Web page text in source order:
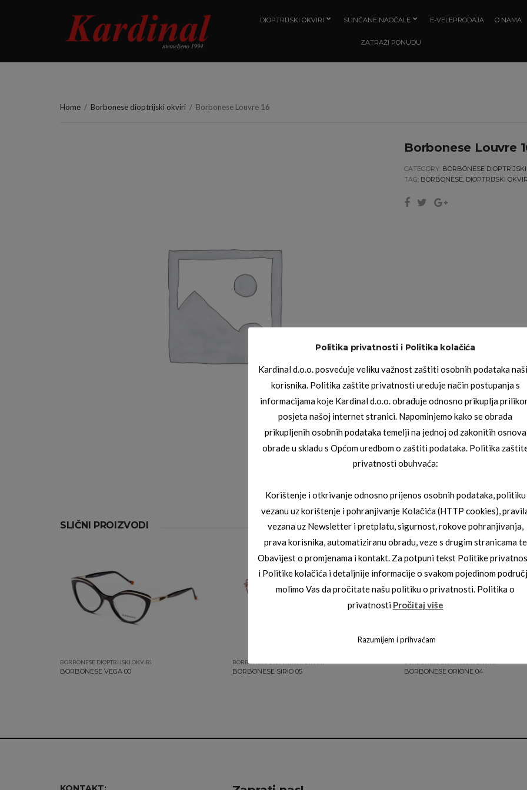
DIOPTRIJSKI OKVIRI SUNČANE NAOČALE E-VELEPRODAJA O NAMA
ZATRAŽI PONUDU
Home / Borbonese dioptrijski okviri / Borbonese Louvre 16
Borbonese Louvre
CATEGORY: BORBONESE
TAG: BORBONESE, DIOPTRIJSKI
SLIČNI PROIZVODI
BORBONESE DIOPTRIJSKI OKVIRI
BORBONESE VEGA 00
BORBONESE DIOPTRIJSKI OKVIRI
BORBONESE SIRIO 05 BORBONESE ORIONE 04
Politika privatnosti i Politika kolačića
Kardinal d.o.o. posvećuje veliku važnost zaštiti osobnih podataka
korisnika. Politika zaštite privatnosti uređuje način postupanja s
informacijama koje Kardinal d.o.o. obrađuje odnosno prikuplja
posjeta našoj internet stranici. Napominjemo kako se obrada
prikupljenih osobnih podataka temelji na jednoj od zakonitih osnova
obrade u skladu s Općom uredbom o zaštiti podataka. Politika
privatnosti obuhvaća:
Korištenje i otkrivanje odnosno prijenos osobnih podataka, politiku
vezanu uz korištenje i pohranjivanje Kolačića (HTTP cookies),
vezana uz Newsletter i pretplatu, sigurnost, rokove pohranjivanja,
prava korisnika, automatiziranu obradu, veze s drugim stranicama te
Obavijest o promjenama i kontakt. Za potpuni tekst Politike
i Politike kolačića i detaljnije informacije o svakom pojedinom
molimo Vas da pročitate našu politiku o privatnosti. Politika o
privatnosti Pročitaj više
Razumijem i prihvaćam